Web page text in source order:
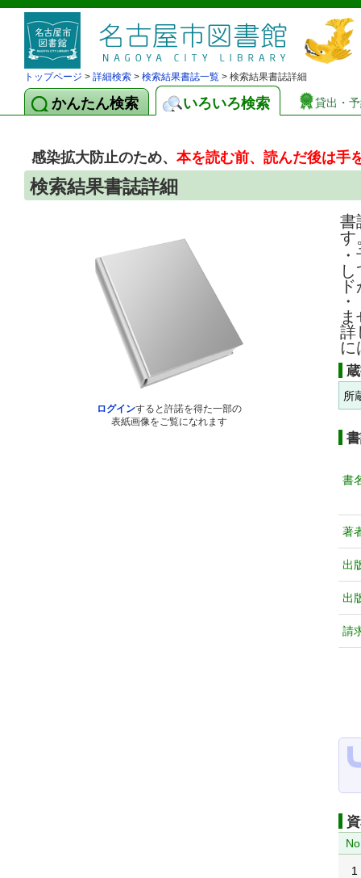
トップページ > 詳細検索 > 検索結果書誌一覧 > 検索結果書誌詳細
かんたん検索 いろいろ検索 貸出・
感染拡大防止のため、本を読む前、読んだ後は手
検索結果書誌詳細
ログインすると許諾を得た一部の
表紙画像をご覧になれます
書
す
詳
に
所
書
著
出
出
請
1